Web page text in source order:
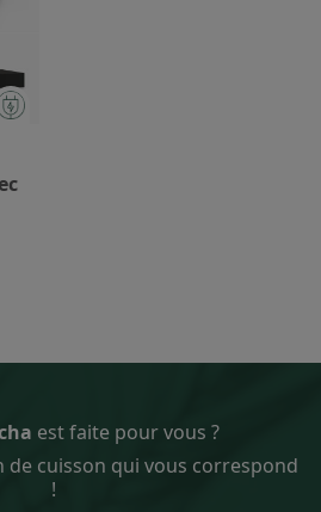
est faite pour vous ?
de cuisson qui vous correspond
!